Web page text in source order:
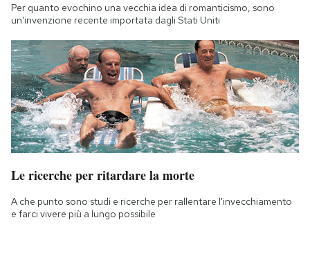
Per quanto evochino una vecchia idea di romanticismo, sono
un'invenzione recente importata dagli Stati Uniti
Le ricerche per ritardare la morte
A che punto sono studi e ricerche per rallentare l'invecchiamento
e farci vivere più a lungo possibile